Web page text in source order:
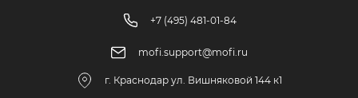
+7 (495) 481-01-84
mofi.support@mofi.ru
г. Краснодар ул. Вишняковой 144 к1